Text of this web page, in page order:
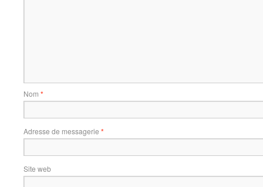
Nom *
Adresse de messagerie *
Site web